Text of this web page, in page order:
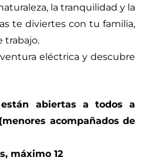
la tranquilidad y la
te diviertes con tu familia,
trabajo.
eléctrica y descubre
están abiertas a todos a
acompañados de
máximo 12